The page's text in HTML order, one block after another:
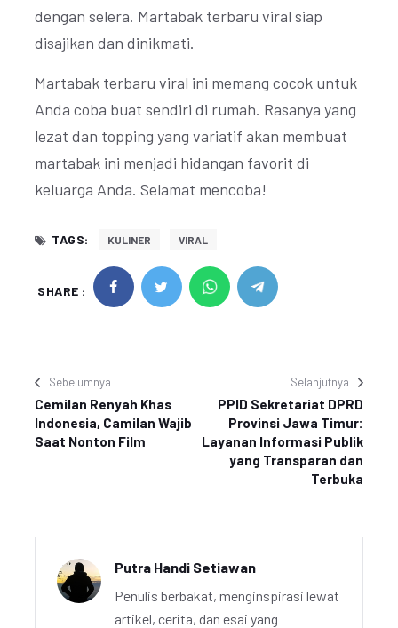
dengan selera. Martabak terbaru viral siap
disajikan dan dinikmati.
Martabak terbaru viral ini memang cocok untuk
Anda coba buat sendiri di rumah. Rasanya yang
lezat dan topping yang variatif akan membuat
martabak ini menjadi hidangan favorit di
keluarga Anda. Selamat mencoba!
TAGS: KULINER VIRAL
SHARE :
Sebelumnya
Cemilan Renyah Khas
Indonesia, Camilan Wajib
Saat Nonton Film
Selanjutnya
PPID Sekretariat DPRD
Provinsi Jawa Timur:
Layanan Informasi Publik
yang Transparan dan
Terbuka
Putra Handi Setiawan
Penulis berbakat, menginspirasi lewat
artikel, cerita, dan esai yang